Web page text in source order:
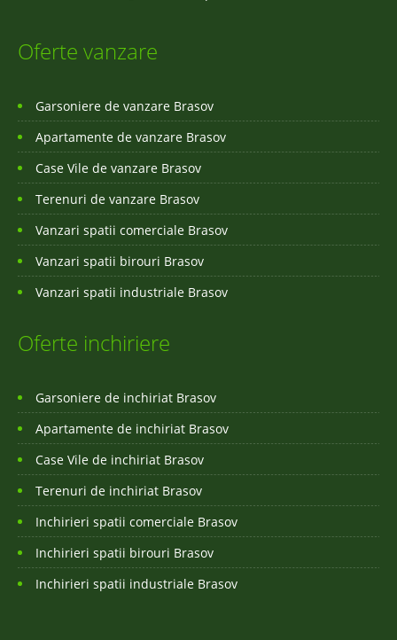
Oferte vanzare
Garsoniere de vanzare Brasov
Apartamente de vanzare Brasov
Case Vile de vanzare Brasov
Terenuri de vanzare Brasov
Vanzari spatii comerciale Brasov
Vanzari spatii birouri Brasov
Vanzari spatii industriale Brasov
Oferte inchiriere
Garsoniere de inchiriat Brasov
Apartamente de inchiriat Brasov
Case Vile de inchiriat Brasov
Terenuri de inchiriat Brasov
Inchirieri spatii comerciale Brasov
Inchirieri spatii birouri Brasov
Inchirieri spatii industriale Brasov